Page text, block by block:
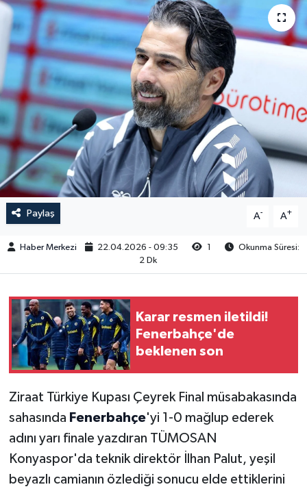
Paylaş A- A+
Haber Merkezi 22.04.2026 - 09:35
Okunma Süresi:
2 Dk
Karar resmen iletildi!
Fenerbahçe'de
beklenen son
Ziraat Türkiye Kupası Çeyrek Final müsabakasında
sahasında Fenerbahçe'yi 1-0 mağlup ederek
adını yarı finale yazdıran TÜMOSAN
Konyaspor'da teknik direktör İlhan Palut, yeşil
beyazlı camianın özlediği sonucu elde ettiklerini